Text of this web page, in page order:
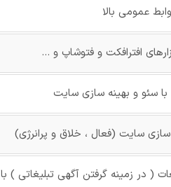
عمومی بالا
افترافکت و فتوشاپ و ...
با سئو و بهینه سازی سایت
سایت (فعال ، خلاق و پرانرژی)
( در زمینه گرفتن آگهی تبلیغاتی ) با